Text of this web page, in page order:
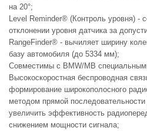
на 20°;
Level Reminder® (Контроль уровня) -
отклонении уровня датчика за
RangeFinder® - вычиляет ширину
базу автомобиля (до 5334 мм);
Совместимы с BMW/MB
Высокоскоростная беспроводная
формирование широкополосного
методом прямой
увеличить эффективность
снижением мощности сигнала;